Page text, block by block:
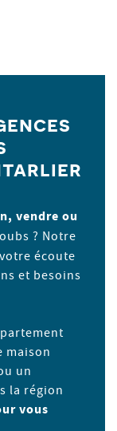
vendre ou
? Notre
écoute
et besoins
maison
un
la région
vous